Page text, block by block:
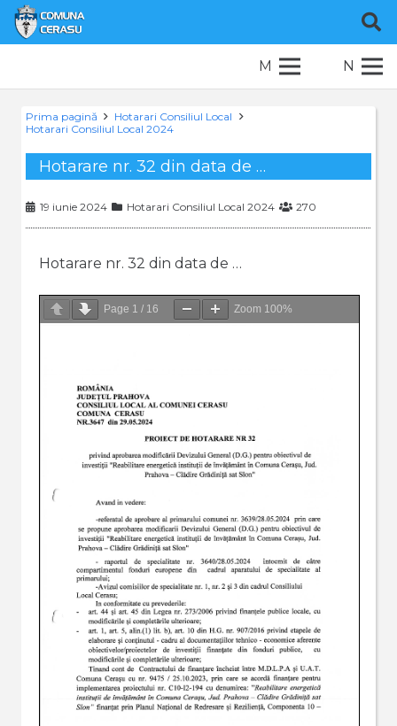
M N
Prima pagină
Hotarari Consiliul Local
Hotarari Consiliul Local 2024
Hotarare nr. 32 din data de …
19 iunie 2024 Hotarari Consiliul Local 2024 270
Hotarare nr. 32 din data de …
Page 1 / 16 Zoom 100%